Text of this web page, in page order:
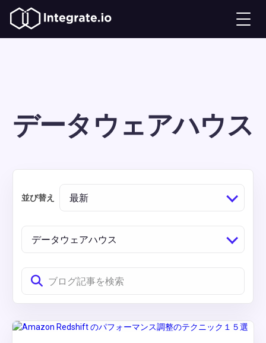
データウェアハウス
データウェアハウス
並び替え 最新